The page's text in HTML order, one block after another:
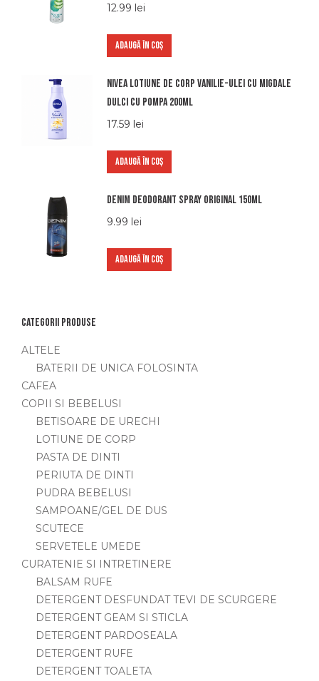
12.99 lei
ADAUGĂ ÎN COȘ
Nivea lotiune de corp vanilie-ulei cu migdale
dulci cu pompa 200ml
17.59 lei
ADAUGĂ ÎN COȘ
Denim Deodorant Spray Original 150ml
9.99 lei
ADAUGĂ ÎN COȘ
Categorii produse
ALTELE
BATERII DE UNICA FOLOSINTA
CAFEA
COPII SI BEBELUSI
BETISOARE DE URECHI
LOTIUNE DE CORP
PASTA DE DINTI
PERIUTA DE DINTI
PUDRA BEBELUSI
SAMPOANE/GEL DE DUS
SCUTECE
SERVETELE UMEDE
CURATENIE SI INTRETINERE
BALSAM RUFE
DETERGENT DESFUNDAT TEVI DE SCURGERE
DETERGENT GEAM SI STICLA
DETERGENT PARDOSEALA
DETERGENT RUFE
DETERGENT TOALETA